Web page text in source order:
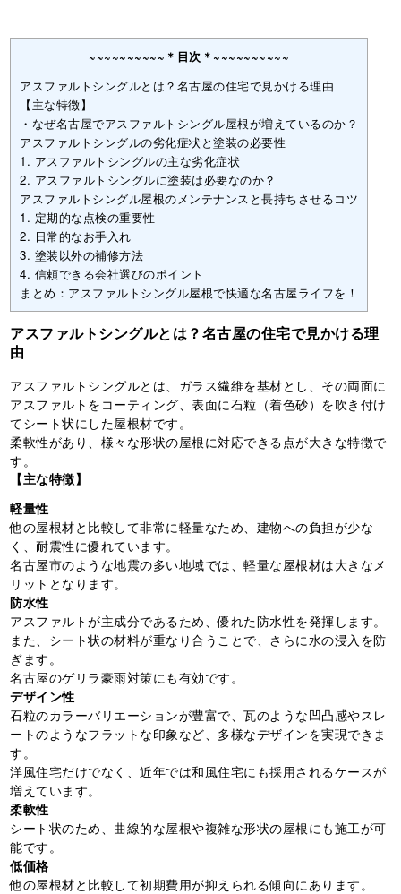
~~~~~~~~~~＊目次＊~~~~~~~~~~
アスファルトシングルとは？名古屋の住宅で見かける理由
【主な特徴】
・なぜ名古屋でアスファルトシングル屋根が増えているのか？
アスファルトシングルの劣化症状と塗装の必要性
1. アスファルトシングルの主な劣化症状
2. アスファルトシングルに塗装は必要なのか？
アスファルトシングル屋根のメンテナンスと長持ちさせるコツ
1. 定期的な点検の重要性
2. 日常的なお手入れ
3. 塗装以外の補修方法
4. 信頼できる会社選びのポイント
まとめ：アスファルトシングル屋根で快適な名古屋ライフを！
アスファルトシングルとは？名古屋の住宅で見かける理
由
アスファルトシングルとは、ガラス繊維を基材とし、その両面に
アスファルトをコーティング、表面に石粒（着色砂）を吹き付け
てシート状にした屋根材です。
柔軟性があり、様々な形状の屋根に対応できる点が大きな特徴で
す。
【主な特徴】
軽量性
他の屋根材と比較して非常に軽量なため、建物への負担が少な
く、耐震性に優れています。
名古屋市のような地震の多い地域では、軽量な屋根材は大きなメ
リットとなります。
防水性
アスファルトが主成分であるため、優れた防水性を発揮します。
また、シート状の材料が重なり合うことで、さらに水の浸入を防
ぎます。
名古屋のゲリラ豪雨対策にも有効です。
デザイン性
石粒のカラーバリエーションが豊富で、瓦のような凹凸感やスレ
ートのようなフラットな印象など、多様なデザインを実現できま
す。
洋風住宅だけでなく、近年では和風住宅にも採用されるケースが
増えています。
柔軟性
シート状のため、曲線的な屋根や複雑な形状の屋根にも施工が可
能です。
低価格
他の屋根材と比較して初期費用が抑えられる傾向にあります。